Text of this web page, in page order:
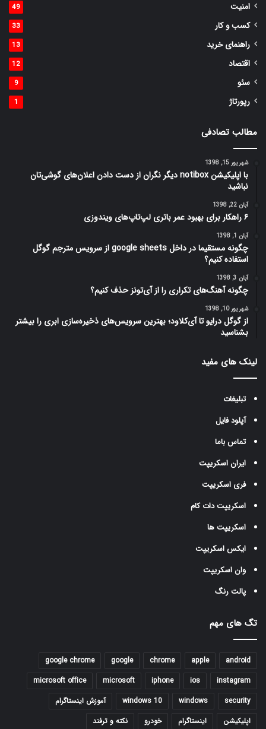
امنیت 49
کسب و کار 33
راهنمای خرید 13
اقتصاد 12
سئو 9
رپورتاژ 1
مطالب تصادفی
شهریور 15, 1398
با اپلیکیشن notibox دیگر نگران از دست دادن اعلان‌های گوشی‌تان
نباشید
آبان 22, 1398
۶ راهکار برای بهبود عمر باتری لپ‌تاپ‌های ویندوزی
آبان 1, 1398
چگونه مستقیما در داخل google sheets از سرویس مترجم گوگل
استفاده کنیم؟
آبان 3, 1398
چگونه آهنگ‌های تکراری را از آی‌تونز حذف کنیم؟
شهریور 10, 1398
از گوگل درایو تا آی‌کلاود؛ بهترین سرویس‌های ذخیره‌سازی ابری را بیشتر
بشناسید
لینک های مفید
تبلیغات
آپلود فایل
تماس باما
ایران اسکریپت
فری اسکریپت
اسکریپت دات کام
اسکریپت ها
ایکس اسکریپت
وان اسکریپت
پالت رنگ
تگ های مهم
android
apple
chrome
google
google chrome
instagram
ios
iphone
microsoft
microsoft office
security
windows
windows 10
آموزش اینستاگرام
اپلیکیشن
اینستاگرام خودرو نکته و ترفند